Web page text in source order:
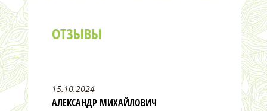
ОТЗЫВЫ
15.10.2024
АЛЕКСАНДР МИХАЙЛОВИЧ